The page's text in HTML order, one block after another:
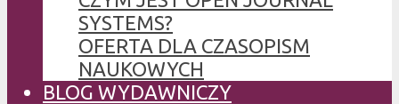
SYSTEMS?
OFERTA DLA CZASOPISM
NAUKOWYCH
BLOG WYDAWNICZY